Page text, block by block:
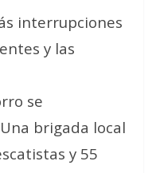
interrupciones
y las
se
brigada local
y 55